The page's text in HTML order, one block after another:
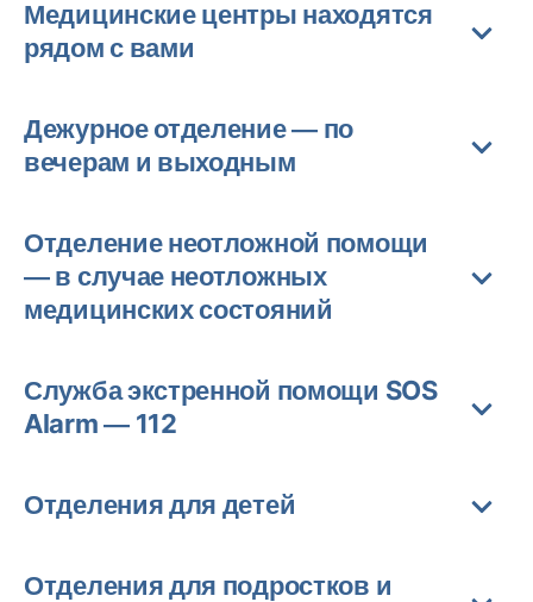
Медицинские центры находятся
рядом с вами
Дежурное отделение — по
вечерам и выходным
Отделение неотложной помощи
— в случае неотложных
медицинских состояний
Служба экстренной помощи SOS
Alarm — 112
Отделения для детей
Отделения для подростков и